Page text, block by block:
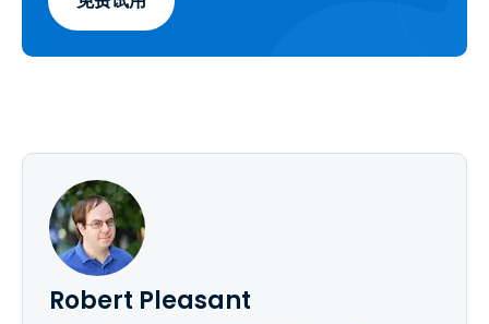
Robert Pleasant